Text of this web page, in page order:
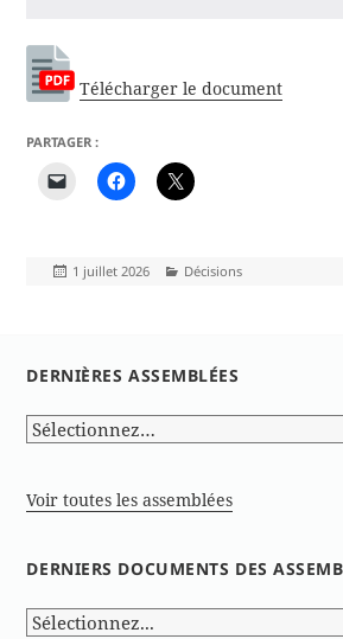
Télécharger le document
PARTAGER :
Publié
1 juillet 2026 Catégories
Décisions
DERNIÈRES ASSEMBLÉES
Voir toutes les assemblées
DERNIERS DOCUMENTS DES